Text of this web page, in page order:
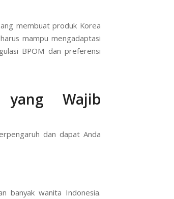
membuat produk Korea
mampu mengadaptasi
BPOM dan preferensi
Wajib
dan dapat Anda
banyak wanita Indonesia.